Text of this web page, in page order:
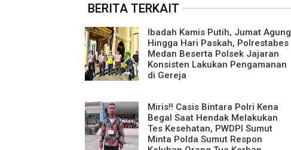
BERITA TERKAIT
Ibadah Kamis Putih, Jumat Agung
Hingga Hari Paskah, Polrestabes
Medan Beserta Polsek Jajaran
Konsisten Lakukan Pengamanan
di Gereja
Miris!! Casis Bintara Polri Kena
Begal Saat Hendak Melakukan
Tes Kesehatan, PWDPI Sumut
Minta Polda Sumut Respon